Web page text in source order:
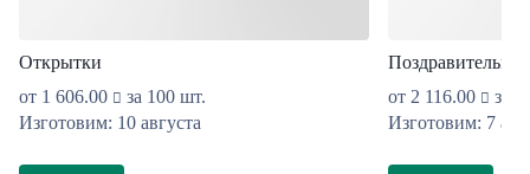
Открытки
от 1 606.00
за 100 шт.
Изготовим: 10 августа
от 2 116.00
за
Изготовим: 7